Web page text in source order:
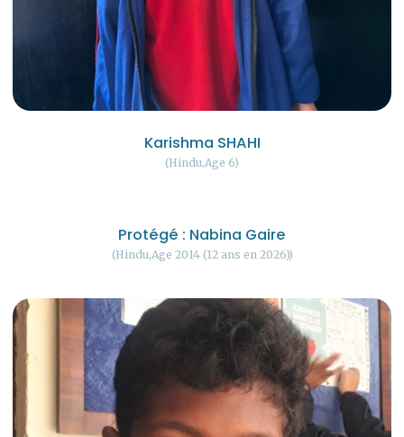
Karishma SHAHI
Hindu Age 6
Protégé : Nabina Gaire
Hindu Age 2014 (12 ans en 2026)